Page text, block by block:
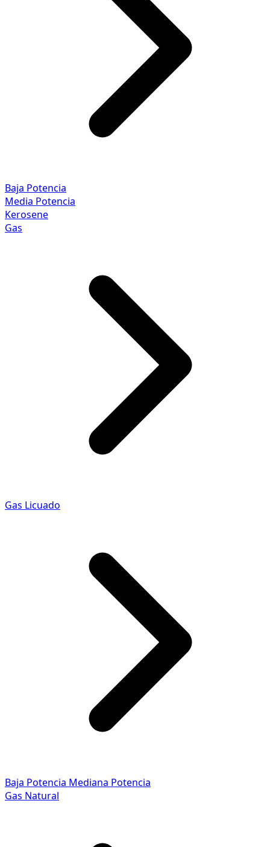
Baja Potencia
Media Potencia
Kerosene
Gas
Gas Licuado
Baja Potencia Mediana Potencia
Gas Natural